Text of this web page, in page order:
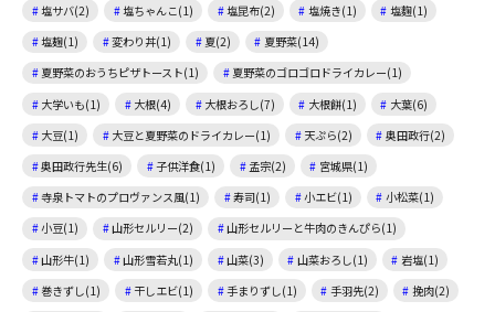
塩サバ(2)
塩ちゃんこ(1) 塩昆布(2) 塩焼き(1)
塩麴(1)
塩麹(1)
変わり丼(1) 夏(2)
夏野菜(14)
夏野菜のおうちピザトースト(1)
夏野菜のゴロゴロドライカレー(1)
大学いも(1)
大根(4) 大根おろし(7) 大根餅(1)
大葉(6)
大豆(1)
大豆と夏野菜のドライカレー(1) 天ぷら(2)
奥田政行(2)
奥田政行先生(6)
子供洋食(1) 孟宗(2)
宮城県(1)
寺泉トマトのプロヴァンス風(1)
寿司(1) 小エビ(1)
小松菜(1)
小豆(1)
山形セルリー(2)
山形セルリーと牛肉のきんぴら(1)
山形牛(1)
山形雪若丸(1) 山菜(3) 山菜おろし(1)
岩塩(1)
巻きずし(1)
干しエビ(1) 手まりずし(1) 手羽先(2)
挽肉(2)